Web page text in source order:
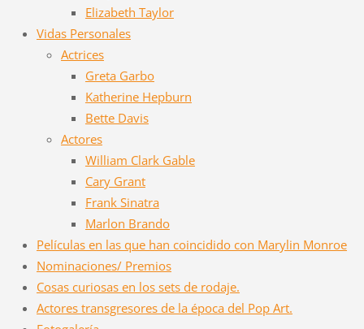
Elizabeth Taylor
Vidas Personales
Actrices
Greta Garbo
Katherine Hepburn
Bette Davis
Actores
William Clark Gable
Cary Grant
Frank Sinatra
Marlon Brando
Películas en las que han coincidido con Marylin Monroe
Nominaciones/ Premios
Cosas curiosas en los sets de rodaje.
Actores transgresores de la época del Pop Art.